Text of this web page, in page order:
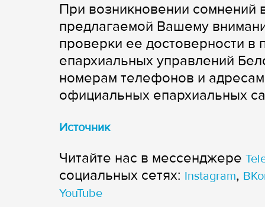
При возникновении сомнений
предлагаемой Вашему
проверки ее достоверности
епархиальных управлений
номерам телефонов и
официальных епархиальных
Источник
Читайте нас в мессенджере
cоциальных сетях: Instagram,
YouTube